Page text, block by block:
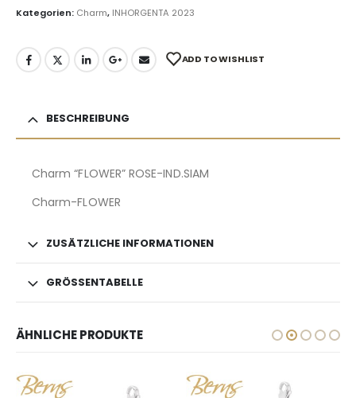
Kategorien: Charm, INHORGENTA 2023
ADD TO WISHLIST
BESCHREIBUNG
Charm “FLOWER” ROSE-IND.SIAM
Charm-FLOWER
ZUSÄTZLICHE INFORMATIONEN
GRÖSSENTABELLE
ÄHNLICHE PRODUKTE